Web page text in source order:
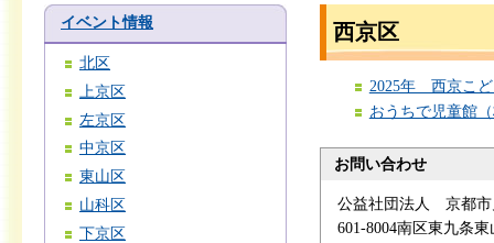
イベント情報
北区
上京区
左京区
中京区
東山区
山科区
下京区
西京区
2025年 西京こ
おうちで児童館
お問い合わせ
公益社団法人 京都市
601-8004南区東九条